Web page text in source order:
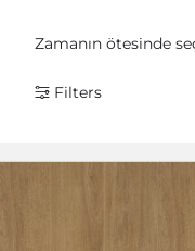
Zamanın ötesinde
Filters